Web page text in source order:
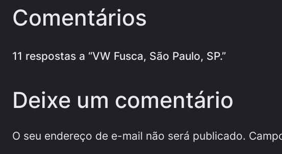
Comentários
11 respostas a “VW Fusca, São Paulo, SP.”
Deixe um comentário
O seu endereço de e-mail não será publicado.